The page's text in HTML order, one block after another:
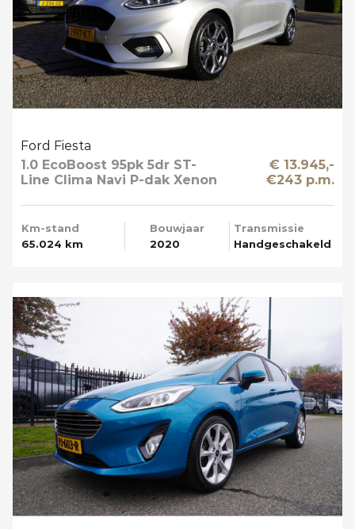
Ford Fiesta
1.0 EcoBoost 95pk 5dr ST-
Line Clima Navi P-dak Xenon
€ 13.945,-
€243 p.m.
Km-stand
65.024 km
Bouwjaar
2020
Transmissie
Handgeschakeld